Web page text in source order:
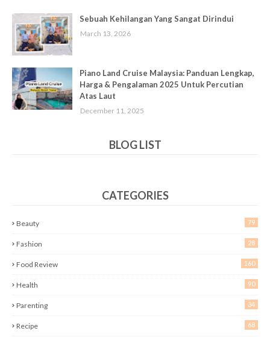
Sebuah Kehilangan Yang Sangat Dirindui
March 13, 2026
Piano Land Cruise Malaysia: Panduan Lengkap,
Harga & Pengalaman 2025 Untuk Percutian
Atas Laut
December 11, 2025
BLOG LIST
CATEGORIES
Beauty 79
Fashion 28
Food Review 160
Health 90
Parenting 34
Recipe 68